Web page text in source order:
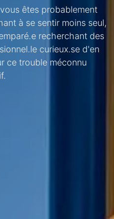
êtes probablement
à se sentir moins seul,
recherchant des
curieux.se d'en
ce trouble méconnu